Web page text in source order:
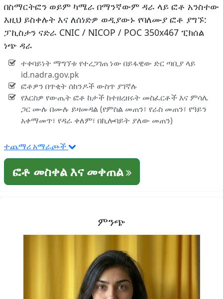
በስማርትፎን ወይም ካሜራ በማንኛውም ዳራ ላይ ፎቶ አንስተው
እዚህ ይስቀሉት እና ለሰነድዎ ወዲያውኑ የባለሙያ ፎቶ ያግኙ:
ፓኪስታን ናድራ CNIC / NICOP / POC 350x467 ፒክሰል
ነጭ ዳራ
ተቀባይነት ማግኘቱ የተረጋገጠ ነው በይፋዊው ድር ጣቢያ ላይ
id.nadra.gov.pk
ፎቶዎን በጥቂት ሰከንዶች ውስጥ ያገኛሉ
የእርስዎ የውጤት ፎቶ ከታች ከተዘረዘሩት መስፈርቶች እና ምሳሌ
ጋር ሙሉ በሙሉ ይዛመዳል (የምስል መጠን፣ የራስ መጠን፣ የዓይን
አቀማመጥ፣ የዳራ ቀለም፣ በኪሎባይት ያለው መጠን)
ተጨማሪ አማራጮች
ፎቶ መስቀል እና መቀጠል
ምንጭ